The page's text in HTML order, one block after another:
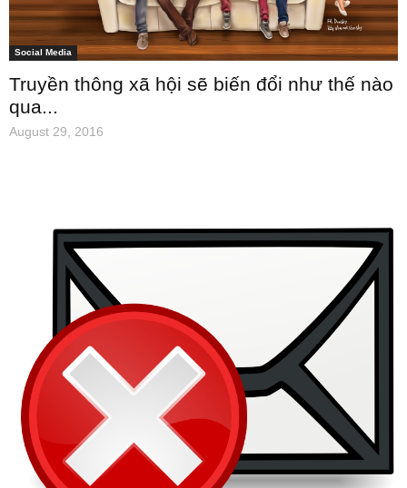
Social Media
Truyền thông xã hội sẽ biến đổi như thế nào
qua...
August 29, 2016